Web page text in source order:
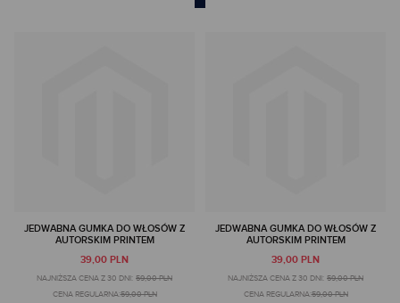
JEDWABNA GUMKA DO WŁOSÓW Z
AUTORSKIM PRINTEM
39,00 PLN
NAJNIŻSZA CENA Z 30 DNI: 59,00 PLN
CENA REGULARNA:59,00 PLN
JEDWABNA GUMKA DO WŁOSÓW Z
AUTORSKIM PRINTEM
39,00 PLN
NAJNIŻSZA CENA Z 30 DNI: 59,00 PLN
CENA REGULARNA:59,00 PLN